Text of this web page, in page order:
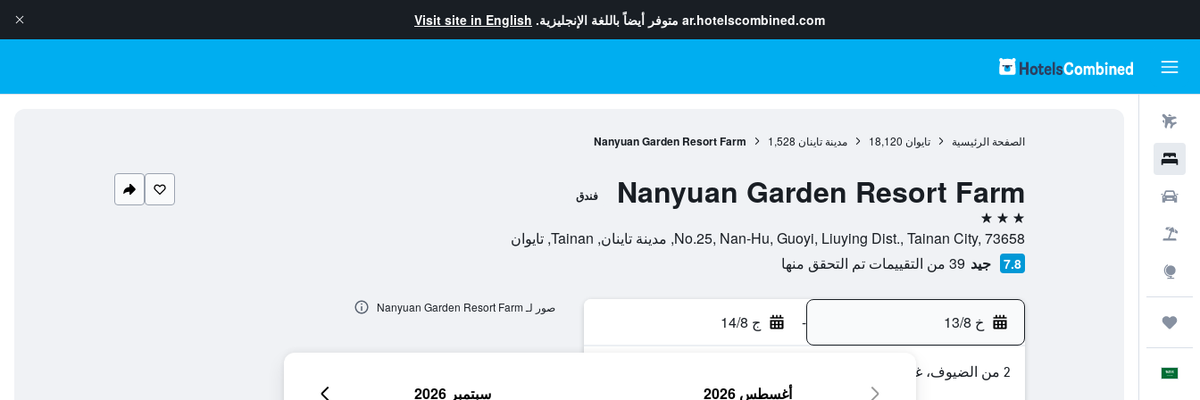
ar.hotelscombined.com متوفر أيضاً باللغة الإنجليزية. Visit site in English
الصفحة الرئيسية تايوان 18,120 مدينة تاينان 1,528
Nanyuan Garden Resort Farm
Nanyuan Garden Resort Farm فندق
3 نجوم
No.25, Nan-Hu, Guoyi, Liuying Dist., Tainan City, 73658, مدينة تاينان, Tainan, تايوان
7.8 جيد 39 من التقييمات تم التحقق منها
خ 13/8 - ج 14/8
2 من الضيوف، غرفة واحدة
صور لـ Nanyuan Garden Resort Farm
أغسطس 2026 سبتمبر 2026